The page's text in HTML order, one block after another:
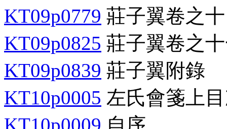
KT09p0779 莊子翼卷之十
KT09p0825 莊子翼卷之
KT09p0839 莊子翼附錄
KT10p0005 左氏會箋上